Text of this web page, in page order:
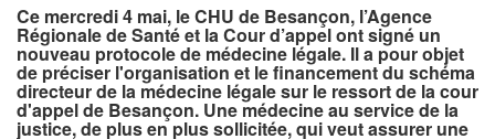
Ce mercredi 4 mai, le CHU de Besançon, l’Agence
Régionale de Santé et la Cour d’appel ont signé un
nouveau protocole de médecine légale. Il a pour objet
de préciser l'organisation et le financement du schéma
directeur de la médecine légale sur le ressort de la cour
d'appel de Besançon. Une médecine au service de la
justice, de plus en plus sollicitée, qui veut assurer une